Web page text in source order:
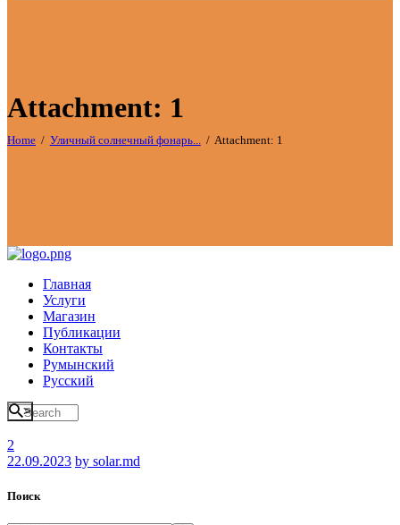
Attachment: 1
Home Уличный солнечный фонарь... Attachment: 1
Главная
Услуги
Магазин
Публикации
Контакты
Румынский
Русский
>
2
22.09.2023 by solar.md
Поиск